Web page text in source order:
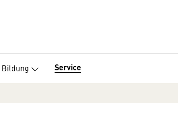
Bildung Service